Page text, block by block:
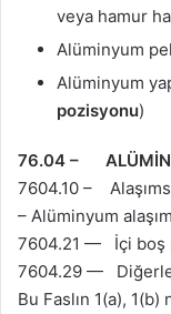
veya hamur
Alüminyum
Alüminyum
pozisyonu)
76.04 –
7604.10 –
– Alüminyum
7604.21 — İçi boş
7604.29 —
Bu Faslın 1(a),